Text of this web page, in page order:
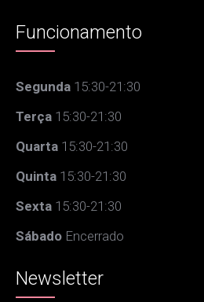
Funcionamento
Segunda 15:30-21:30
Terça 15:30-21:30
Quarta 15:30-21:30
Quinta 15:30-21:30
Sexta 15:30-21:30
Sábado Encerrado
Newsletter